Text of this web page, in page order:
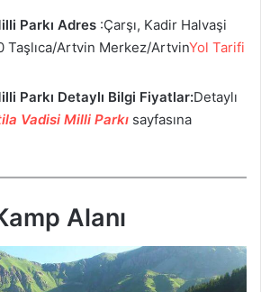
Parkı Adres :Çarşı, Kadir Halvaşi
Taşlıca/Artvin Merkez/ArtvinYol Tarifi
Parkı Detaylı Bilgi Fiyatlar:Detaylı
Vadisi Milli Parkı sayfasına
Alanı